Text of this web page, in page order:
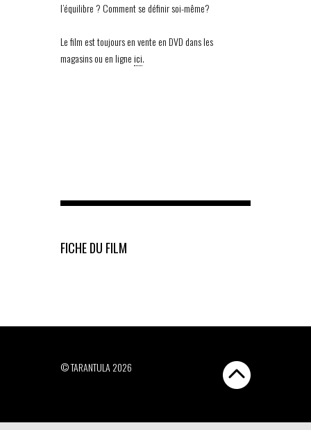
l’équilibre ? Comment se définir soi-même?
Le film est toujours en vente en DVD dans les
magasins ou en ligneici.
FICHE DU FILM
© TARANTULA 2026